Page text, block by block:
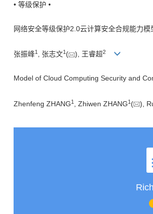
• 等级保护 •
网络安全等级保护2.0云计算安全合规能力模
张振峰1 , 张志文1 ( ), 王睿超2
Model of Cloud Computing Security and
Zhenfeng ZHANG1 , Zhiwen ZHANG1 ( ),